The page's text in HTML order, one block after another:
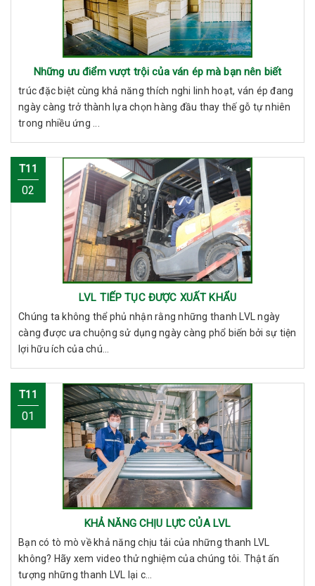
Những ưu điểm vượt trội của ván ép mà bạn nên biết
trúc đặc biệt cùng khả năng thích nghi linh hoạt, ván ép đang
ngày càng trở thành lựa chọn hàng đầu thay thế gỗ tự nhiên
trong nhiều ứng ...
T11
02
LVL TIẾP TỤC ĐƯỢC XUẤT KHẨU
Chúng ta không thể phủ nhận rằng những thanh LVL ngày
càng được ưa chuộng sử dụng ngày càng phổ biến bởi sự tiện
lợi hữu ích của chú...
T11
01
KHẢ NĂNG CHỊU LỰC CỦA LVL
Bạn có tò mò về khả năng chịu tải của những thanh LVL
không? Hãy xem video thử nghiệm của chúng tôi. Thật ấn
tượng những thanh LVL lại c...